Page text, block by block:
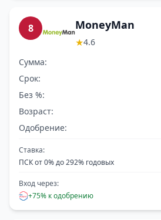
8 MoneyMan
★4.6
Сумма:
Срок:
Без %:
Возраст:
Одобрение:
Ставка:
ПСК от 0% до 292% годовых
Вход через:
+75% к одобрению